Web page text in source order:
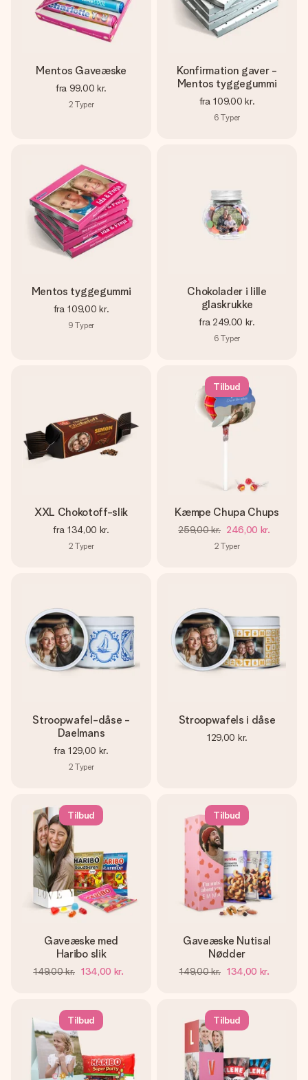
Mentos Gaveæske
fra 99,00 kr.
2 Typer
Konfirmation gaver -
Mentos tyggegummi
fra 109,00 kr.
6 Typer
Mentos tyggegummi
fra 109,00 kr.
9 Typer
Chokolader i lille
glaskrukke
fra 249,00 kr.
6 Typer
XXL Chokotoff-slik
fra 134,00 kr.
2 Typer
Tilbud
Kæmpe Chupa Chups
259,00 kr. 246,00 kr.
2 Typer
Stroopwafel-dåse -
Daelmans
fra 129,00 kr.
2 Typer
Stroopwafels i dåse
129,00 kr.
Tilbud
Gaveæske med
Haribo slik
149,00 kr. 134,00 kr.
Tilbud
Gaveæske Nutisal
Nødder
149,00 kr. 134,00 kr.
Tilbud Tilbud